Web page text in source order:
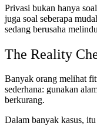
Privasi bukan hanya
juga soal seberapa
sedang berusaha
The Reality
Banyak orang melihat
sederhana: gunakan
berkurang.
Dalam banyak kasus, itu